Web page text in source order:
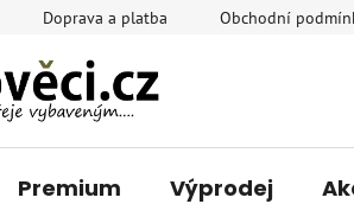
Doprava a platba Obchodní
Premium Výprodej